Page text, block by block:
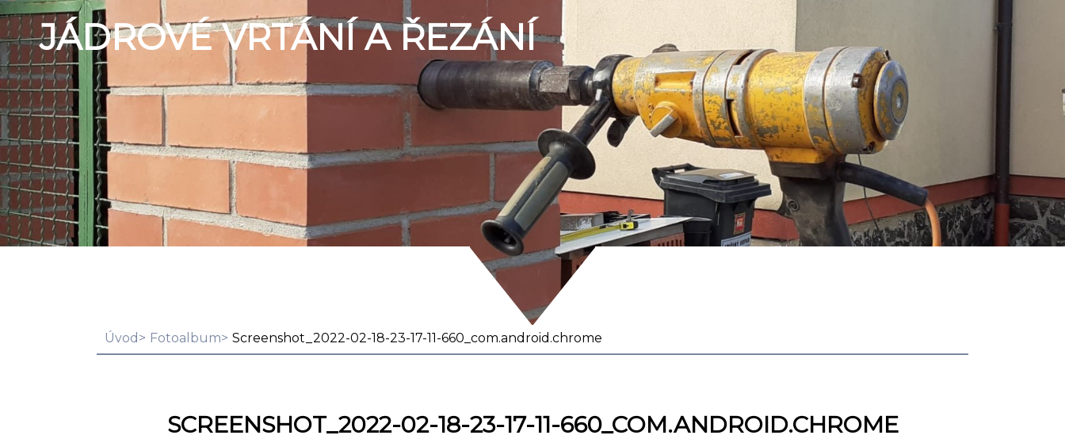
JÁDROVÉ VRTÁNÍ A ŘEZÁNÍ
Úvod Fotoalbum Screenshot_2022-02-18-23-17-11-660_com.android.chrome
SCREENSHOT_2022-02-18-23-17-11-660_COM.ANDROID.CHROME